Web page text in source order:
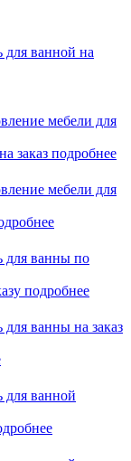
заказ подробнее
подробнее